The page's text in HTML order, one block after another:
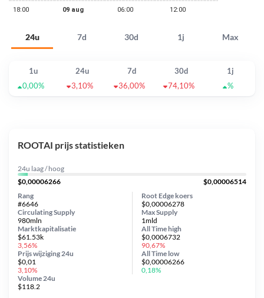
24u 7d 30d 1j Max
1u 24u 7d 30d
1j
0,00%
3,10% 36,00% 74,10% %
ROOTAI prijs statistieken
24u laag / hoog
$0,00006266
$0,00006514
Root Edge koers
$0,00006278
Circulating Supply
980mln
Prijs wijziging 24u
$0,01
3,10%
Max Supply
1mld
Marktkapitalisatie
$61.53k
3,56%
Volume 24u
$118.2
Rang
#6646
All Timehigh
$0,0006732
90,67%
All Time low
$0,00006266
0,18%